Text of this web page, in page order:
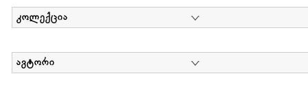
კოლექცია
ავტორი